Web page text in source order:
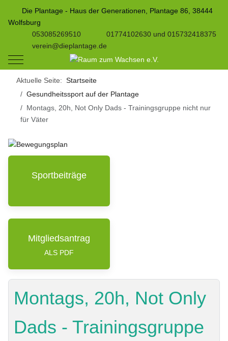
Die Plantage - Haus der Generationen, Plantage 86, 38444
Wolfsburg
053085269510
01774102630 und 015732418375
verein@dieplantage.de
Mobile Menu Toggle
Aktuelle Seite:Startseite
Gesundheitssport auf der Plantage
Montags, 20h, Not Only Dads - Trainingsgruppe nicht nur
für Väter
Sportbeiträge
Mitgliedsantrag
ALS PDF
Montags, 20h, Not Only
Dads - Trainingsgruppe